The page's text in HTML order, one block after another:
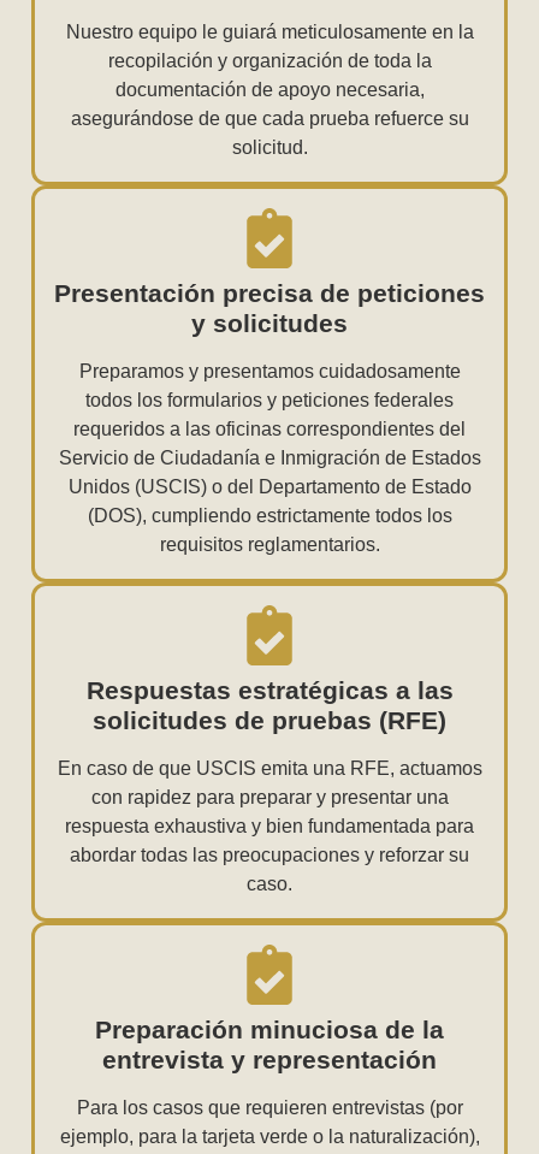
Nuestro equipo le guiará meticulosamente en la
recopilación y organización de toda la
documentación de apoyo necesaria,
asegurándose de que cada prueba refuerce su
solicitud.
Presentación precisa de peticiones
y solicitudes
Preparamos y presentamos cuidadosamente
todos los formularios y peticiones federales
requeridos a las oficinas correspondientes del
Servicio de Ciudadanía e Inmigración de Estados
Unidos (USCIS) o del Departamento de Estado
(DOS), cumpliendo estrictamente todos los
requisitos reglamentarios.
Respuestas estratégicas a las
solicitudes de pruebas (RFE)
En caso de que USCIS emita una RFE, actuamos
con rapidez para preparar y presentar una
respuesta exhaustiva y bien fundamentada para
abordar todas las preocupaciones y reforzar su
caso.
Preparación minuciosa de la
entrevista y representación
Para los casos que requieren entrevistas (por
ejemplo, para la tarjeta verde o la naturalización),